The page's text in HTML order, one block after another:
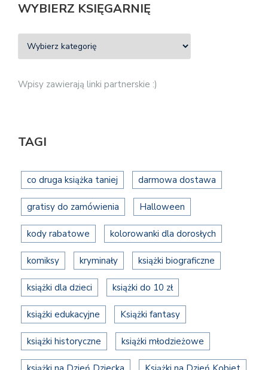
WYBIERZ KSIĘGARNIĘ
Wpisy zawierają linki partnerskie :)
TAGI
co druga książka taniej darmowa dostawa
gratisy do zamówienia Halloween
kody rabatowe kolorowanki dla dorosłych
komiksy kryminały książki biograficzne
książki dla dzieci książki do 10 zł
książki edukacyjne Książki fantasy
książki historyczne książki młodzieżowe